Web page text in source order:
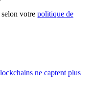
votre politique de
ne captent plus